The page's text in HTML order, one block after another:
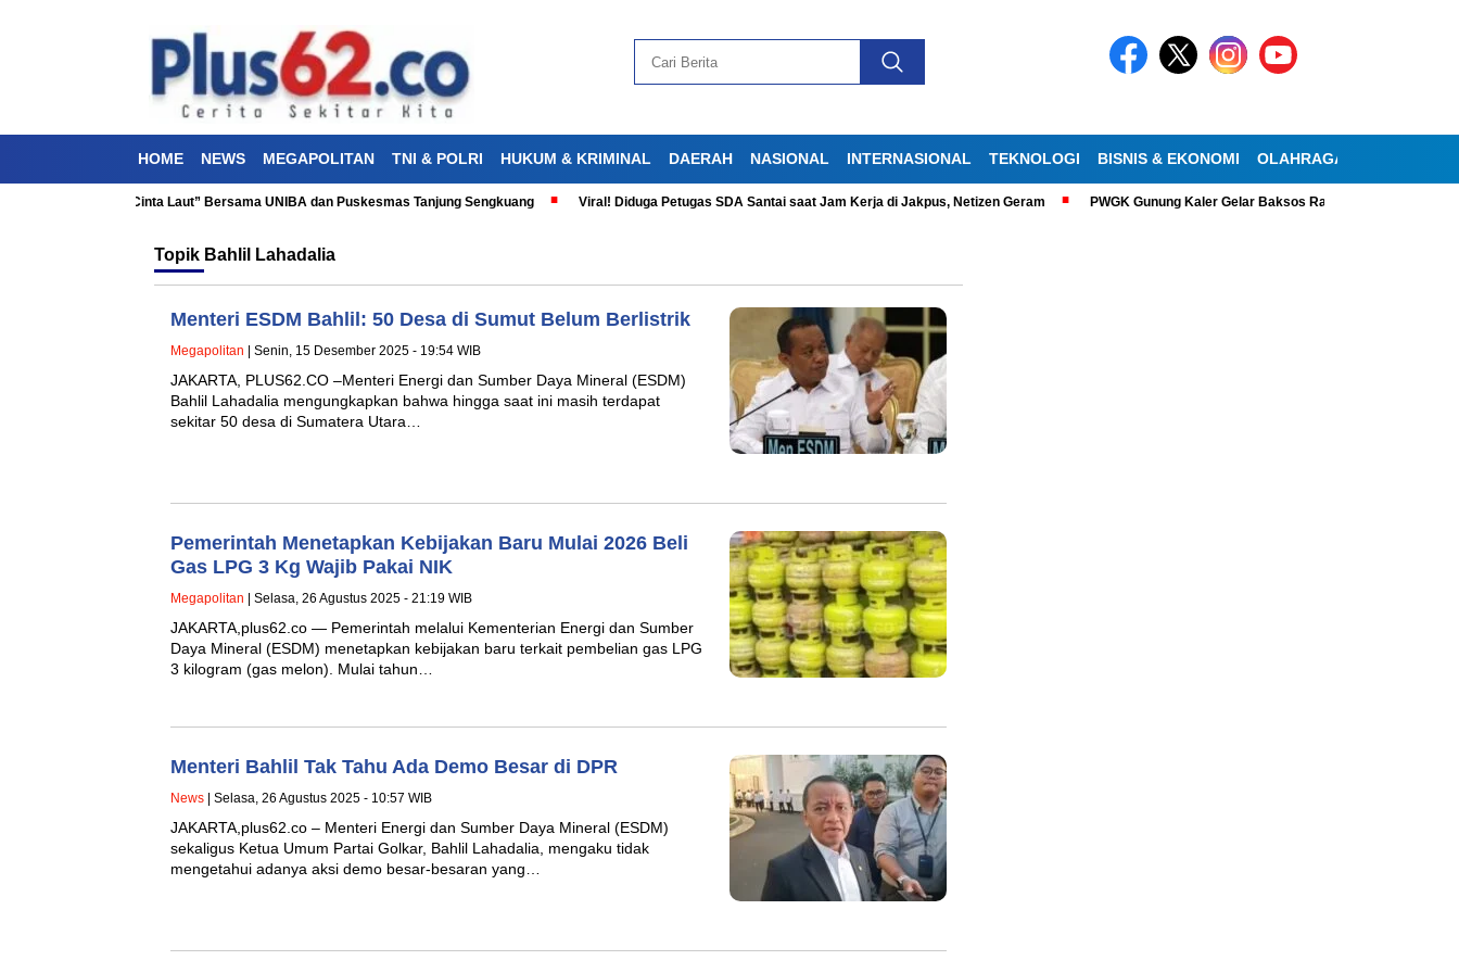
HOME NEWS MEGAPOLITAN TNI & POLRI HUKUM & KRIMINAL DAERAH NASIONAL INTERNASIONAL TEKNOLOGI BISNIS & EKONOMI OLAHRAGA
“Aku Cinta Laut” Bersama UNIBA dan Puskesmas Tanjung Sengkuang Viral! Diduga Petugas SDA Santai saat Jam Kerja di Jakpus, Netizen Geram PWGK Gunung Kaler Gelar Baksos Ramadan, Bantu Lansia
Topik Bahlil Lahadalia
Menteri ESDM Bahlil: 50 Desa di Sumut Belum Berlistrik
Megapolitan | Senin, 15 Desember 2025 - 19:54 WIB
JAKARTA, PLUS62.CO –Menteri Energi dan Sumber Daya Mineral (ESDM)
Bahlil Lahadalia mengungkapkan bahwa hingga saat ini masih terdapat
sekitar 50 desa di Sumatera Utara…
Pemerintah Menetapkan Kebijakan Baru Mulai 2026 Beli
Gas LPG 3 Kg Wajib Pakai NIK
Megapolitan | Selasa, 26 Agustus 2025 - 21:19 WIB
JAKARTA,plus62.co — Pemerintah melalui Kementerian Energi dan Sumber
Daya Mineral (ESDM) menetapkan kebijakan baru terkait pembelian gas LPG
3 kilogram (gas melon). Mulai tahun…
Menteri Bahlil Tak Tahu Ada Demo Besar di DPR
News | Selasa, 26 Agustus 2025 - 10:57 WIB
JAKARTA,plus62.co – Menteri Energi dan Sumber Daya Mineral (ESDM)
sekaligus Ketua Umum Partai Golkar, Bahlil Lahadalia, mengaku tidak
mengetahui adanya aksi demo besar-besaran yang…